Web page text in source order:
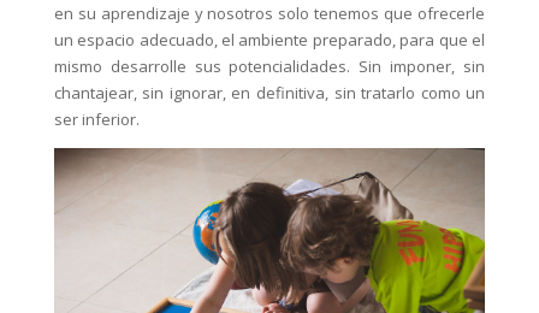
en su aprendizaje y nosotros solo tenemos que ofrecerle
un espacio adecuado, el ambiente preparado, para que el
mismo desarrolle sus potencialidades. Sin imponer, sin
chantajear, sin ignorar, en definitiva, sin tratarlo como un
ser inferior.